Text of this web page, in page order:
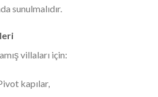
sunulmalıdır.
villaları için:
kapılar,